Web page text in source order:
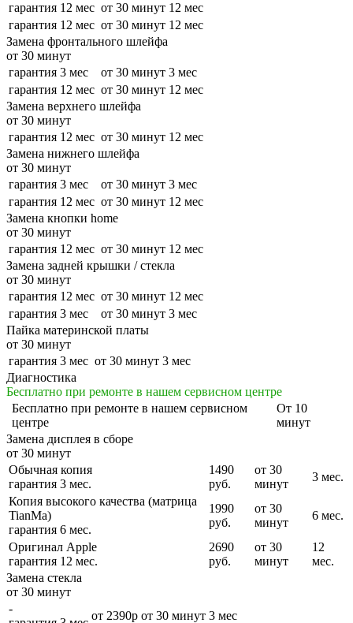
гарантия 12 мес от 30 минут 12 мес
гарантия 12 мес от 30 минут 12 мес
Замена фронтального шлейфа
от 30 минут
гарантия 3 мес
от 30 минут 3 мес
гарантия 12 мес от 30 минут 12 мес
Замена верхнего шлейфа
от 30 минут
гарантия 12 мес от 30 минут 12 мес
Замена нижнего шлейфа
от 30 минут
гарантия 3 мес
от 30 минут 3 мес
гарантия 12 мес от 30 минут 12 мес
Замена кнопки home
от 30 минут
гарантия 12 мес от 30 минут 12 мес
Замена задней крышки / стекла
от 30 минут
гарантия 12 мес от 30 минут 12 мес
гарантия 3 мес
от 30 минут 3 мес
Пайка материнской платы
от 30 минут
гарантия 3 мес от 30 минут 3 мес
Диагностика
Бесплатно при ремонте в нашем сервисном центре
Бесплатно при ремонте в нашем сервисном
центре
От 10
минут
Замена дисплея в сборе
от 30 минут
Обычная копия
гарантия 3 мес.
1490
руб.
от 30
минут
3 мес.
Копия высокого качества (матрица
TianMa)
гарантия 6 мес.
1990
руб.
от 30
минут
6 мес.
Оригинал Apple
гарантия 12 мес.
2690
руб.
от 30
минут
12
мес.
Замена стекла
от 30 минут
-
от 2390р от 30 минут 3 мес